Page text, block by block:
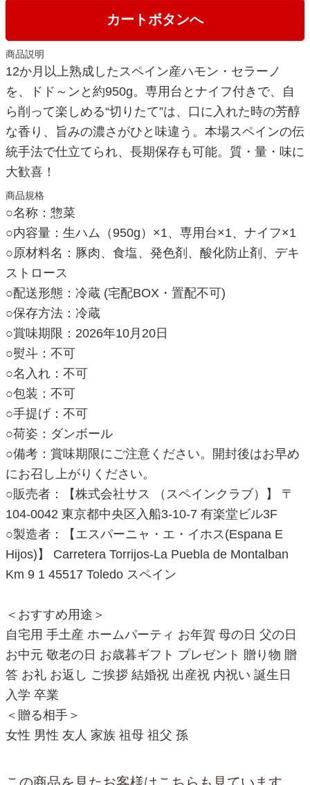
カートボタンへ
商品説明
12か月以上熟成したスペイン産ハモン・セラーノ
を、ドド～ンと約950g。専用台とナイフ付きで、自
ら削って楽しめる“切りたて”は、口に入れた時の芳醇
な香り、旨みの濃さがひと味違う。本場スペインの伝
統手法で仕立てられ、長期保存も可能。質・量・味に
大歓喜！
商品規格
○名称：惣菜
○内容量：生ハム（950g）×1、専用台×1、ナイフ×1
○原材料名：豚肉、食塩、発色剤、酸化防止剤、デキ
ストロース
○配送形態：冷蔵 (宅配BOX・置配不可)
○保存方法：冷蔵
○賞味期限：2026年10月20日
○熨斗：不可
○名入れ：不可
○包装：不可
○手提げ：不可
○荷姿：ダンボール
○備考：賞味期限にご注意ください。開封後はお早め
にお召し上がりください。
○販売者：【株式会社サス （スペインクラブ）】 〒
104-0042 東京都中央区入船3-10-7 有楽堂ビル3F
○製造者：【エスパーニャ・エ・イホス(Espana E
Hijos)】 Carretera Torrijos-La Puebla de Montalban
Km 9 1 45517 Toledo スペイン
＜おすすめ用途＞
自宅用 手土産 ホームパーティ お年賀 母の日 父の日
お中元 敬老の日 お歳暮ギフト プレゼント 贈り物 贈
答 お礼 お返し ご挨拶 結婚祝 出産祝 内祝い 誕生日
入学 卒業
＜贈る相手＞
女性 男性 友人 家族 祖母 祖父 孫